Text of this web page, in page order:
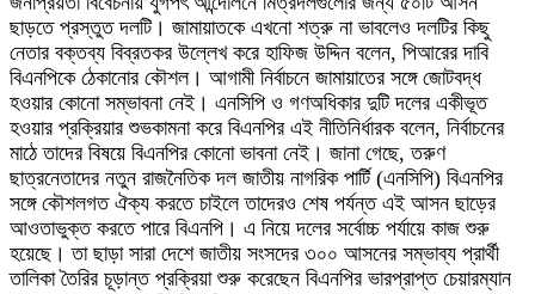
ছাড়তে প্রস্তুত দলটি। জামায়াতকে এখনো শত্রু না ভাবলেও দলটির কিছু
নেতার বক্তব্য বিব্রতকর উল্লেখ করে হাফিজ উদ্দিন বলেন, পিআরের দাবি
বিএনপিকে ঠেকানোর কৌশল। আগামী নির্বাচনে জামায়াতের সঙ্গে জোটবদ্ধ
হওয়ার কোনো সম্ভাবনা নেই। এনসিপি ও গণঅধিকার দুটি দলের একীভূত
হওয়ার প্রক্রিয়ার শুভকামনা করে বিএনপির এই নীতিনির্ধারক বলেন, নির্বাচনের
মাঠে তাদের বিষয়ে বিএনপির কোনো ভাবনা নেই। জানা গেছে, তরুণ
ছাত্রনেতাদের নতুন রাজনৈতিক দল জাতীয় নাগরিক পার্টি (এনসিপি) বিএনপির
সঙ্গে কৌশলগত ঐক্য করতে চাইলে তাদেরও শেষ পর্যন্ত এই আসন ছাড়ের
আওতাভুক্ত করতে পারে বিএনপি। এ নিয়ে দলের সর্বোচ্চ পর্যায়ে কাজ শুরু
হয়েছে। তা ছাড়া সারা দেশে জাতীয় সংসদের ৩০০ আসনের সম্ভাব্য প্রার্থী
তালিকা তৈরির চূড়ান্ত প্রক্রিয়া শুরু করেছেন বিএনপির ভারপ্রাপ্ত চেয়ারম্যান